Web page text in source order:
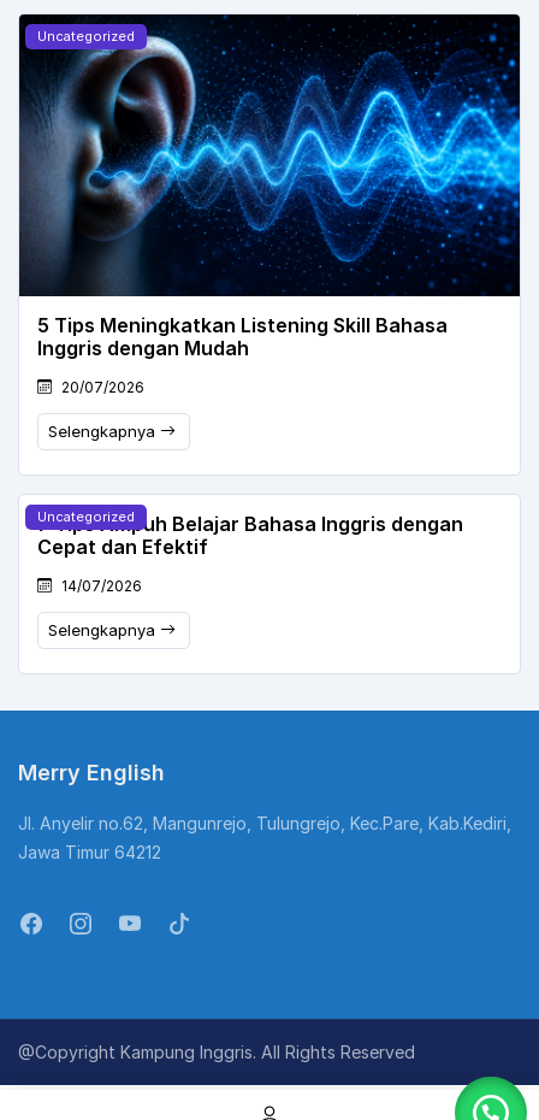
Uncategorized
5 Tips Meningkatkan Listening Skill Bahasa
Inggris dengan Mudah
20/07/2026
Selengkapnya
Uncategorized
7 Tips Ampuh Belajar Bahasa Inggris dengan
Cepat dan Efektif
14/07/2026
Selengkapnya
Merry English
Jl. Anyelir no.62, Mangunrejo, Tulungrejo, Kec.Pare, Kab.Kediri,
Jawa Timur 64212
@Copyright Kampung Inggris. All Rights Reserved